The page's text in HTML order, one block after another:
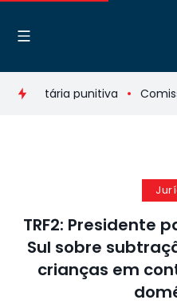
punitiva Comissão
TRF2: Presidente
Sul sobre
crianças em